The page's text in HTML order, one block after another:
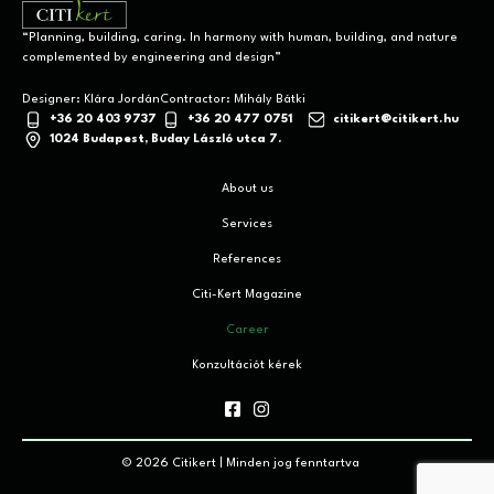
“Planning, building, caring. In harmony with human, building, and nature
complemented by engineering and design”
+36 20 403 9737 +36 20 477 0751
citikert@citikert.hu
1024 Budapest, Buday László utca 7.
About us
Services
References
Citi-Kert Magazine
Career
Konzultációt kérek
© 2026 Citikert | Minden jog fenntartva